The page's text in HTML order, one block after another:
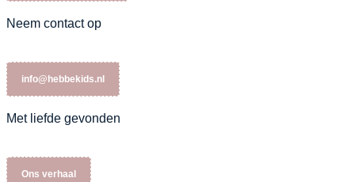
Neem contact op
info@hebbekids.nl
Met liefde gevonden
Ons verhaal